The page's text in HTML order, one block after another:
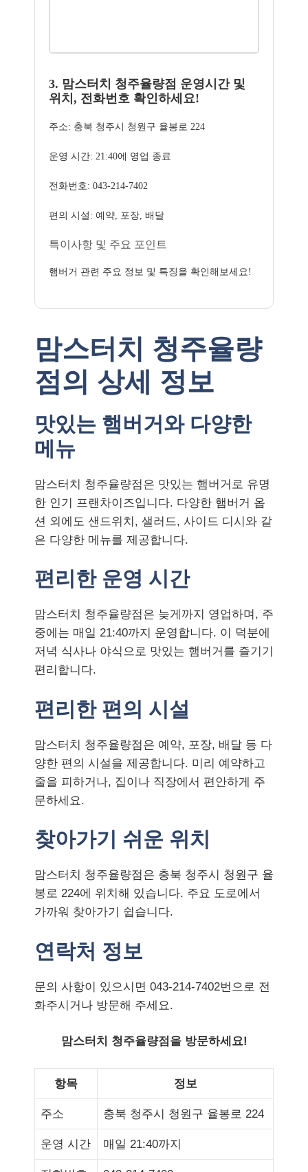
3. 맘스터치 청주율량점 운영시간 및
위치, 전화번호 확인하세요!
주소: 충북 청주시 청원구 율봉로 224
운영 시간: 21:40에 영업 종료
전화번호: 043-214-7402
편의 시설: 예약, 포장, 배달
특이사항 및 주요 포인트
햄버거 관련 주요 정보 및 특징을 확인해보세요!
맘스터치 청주율량
점의 상세 정보
맛있는 햄버거와 다양한
메뉴
맘스터치 청주율량점은 맛있는 햄버거로 유명
한 인기 프랜차이즈입니다. 다양한 햄버거 옵
션 외에도 샌드위치, 샐러드, 사이드 디시와 같
은 다양한 메뉴를 제공합니다.
편리한 운영 시간
맘스터치 청주율량점은 늦게까지 영업하며, 주
중에는 매일 21:40까지 운영합니다. 이 덕분에
저녁 식사나 야식으로 맛있는 햄버거를 즐기기
편리합니다.
편리한 편의 시설
맘스터치 청주율량점은 예약, 포장, 배달 등 다
양한 편의 시설을 제공합니다. 미리 예약하고
줄을 피하거나, 집이나 직장에서 편안하게 주
문하세요.
찾아가기 쉬운 위치
맘스터치 청주율량점은 충북 청주시 청원구 율
봉로 224에 위치해 있습니다. 주요 도로에서
가까워 찾아가기 쉽습니다.
연락처 정보
문의 사항이 있으시면 043-214-7402번으로 전
화주시거나 방문해 주세요.
맘스터치 청주율량점을 방문하세요!
항목 정보
주소 충북 청주시 청원구 율봉로 224
운영 시간 매일 21:40까지